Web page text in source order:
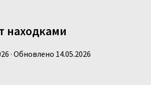
находками
· Обновлено 14.05.2026